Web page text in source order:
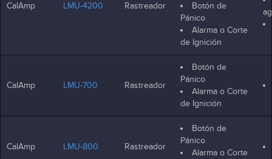
CalAmp LMU-4200 Rastreador
Botón de
Pánico
Alarma o Corte
de Ignición
CalAmp LMU-700 Rastreador
Botón de
Pánico
Alarma o Corte
de Ignición
CalAmp LMU-800 Rastreador
Botón de
Pánico
Alarma o Corte